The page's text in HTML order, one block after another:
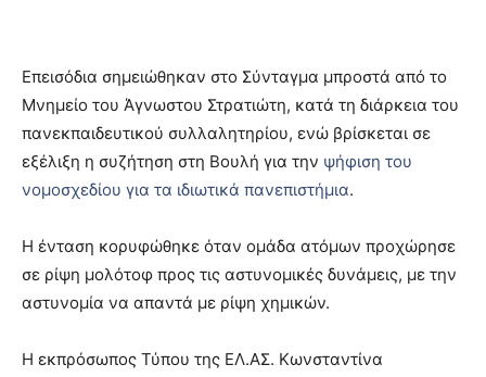
Επεισόδια σημειώθηκαν στο Σύνταγμα μπροστά από το
Μνημείο του Άγνωστου Στρατιώτη, κατά τη διάρκεια του
πανεκπαιδευτικού συλλαλητηρίου, ενώ βρίσκεται σε
εξέλιξη η συζήτηση στη Βουλή για την ψήφιση του
νομοσχεδίου για τα ιδιωτικά πανεπιστήμια.
Η ένταση κορυφώθηκε όταν ομάδα ατόμων προχώρησε
σε ρίψη μολότοφ προς τις αστυνομικές δυνάμεις, με την
αστυνομία να απαντά με ρίψη χημικών.
Η εκπρόσωπος Τύπου της ΕΛ.ΑΣ. Κωνσταντίνα